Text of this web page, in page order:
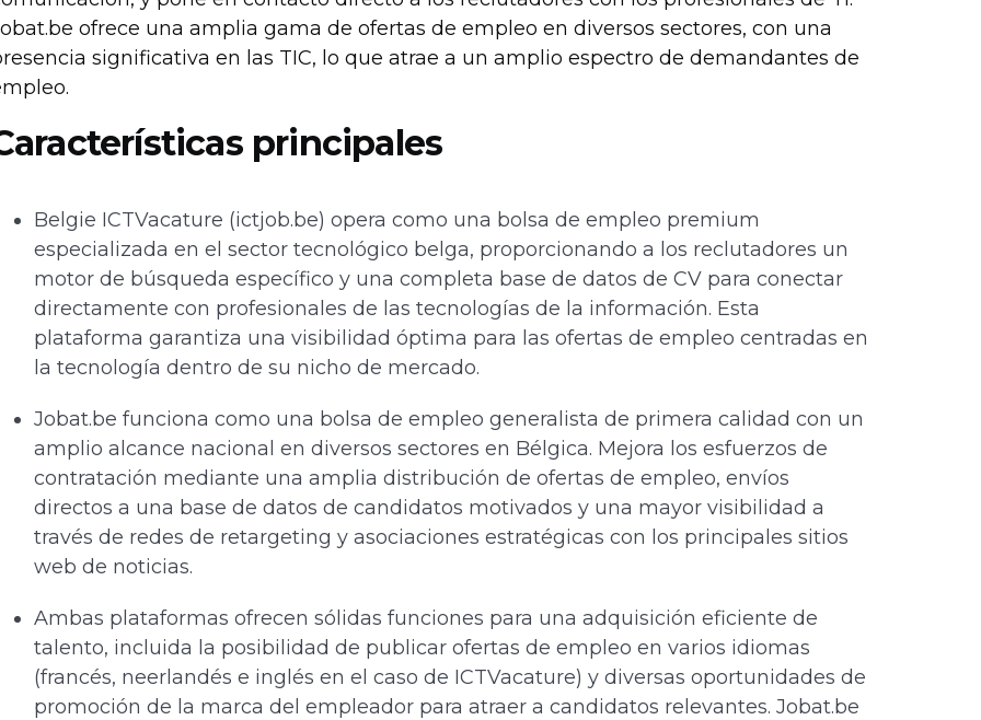
ofrece una amplia gama de ofertas de empleo en diversos sectores, con una
significativa en las TIC, lo que atrae a un amplio espectro de demandantes de
principales
Belgie ICTVacature (ictjob.be) opera como una bolsa de empleo premium
especializada en el sector tecnológico belga, proporcionando a los reclutadores un
motor de búsqueda específico y una completa base de datos de CV para conectar
directamente con profesionales de las tecnologías de la información. Esta
plataforma garantiza una visibilidad óptima para las ofertas de empleo centradas en
la tecnología dentro de su nicho de mercado.
Jobat.be funciona como una bolsa de empleo generalista de primera calidad con un
amplio alcance nacional en diversos sectores en Bélgica. Mejora los esfuerzos de
contratación mediante una amplia distribución de ofertas de empleo, envíos
directos a una base de datos de candidatos motivados y una mayor visibilidad a
través de redes de retargeting y asociaciones estratégicas con los principales sitios
web de noticias.
Ambas plataformas ofrecen sólidas funciones para una adquisición eficiente de
talento, incluida la posibilidad de publicar ofertas de empleo en varios idiomas
(francés, neerlandés e inglés en el caso de ICTVacature) y diversas oportunidades de
promoción de la marca del empleador para atraer a candidatos relevantes. Jobat.be